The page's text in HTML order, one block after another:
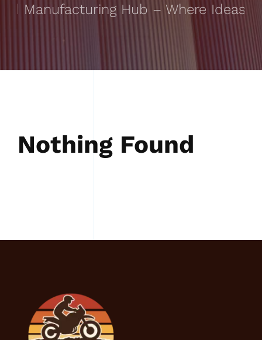
Manufacturing Hub – Where Ideas
Nothing Found